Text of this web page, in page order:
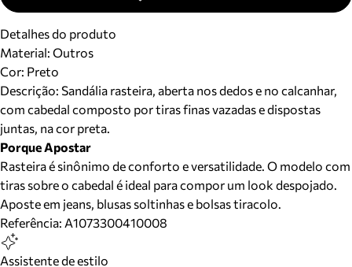
Detalhes do produto
Material: Outros
Cor: Preto
Descrição: Sandália rasteira, aberta nos dedos e no calcanhar,
com cabedal composto por tiras finas vazadas e dispostas
juntas, na cor preta.
Porque Apostar
Rasteira é sinônimo de conforto e versatilidade. O modelo com
tiras sobre o cabedal é ideal para compor um look despojado.
Aposte em jeans, blusas soltinhas e bolsas tiracolo.
Referência: A1073300410008
Assistente de estilo